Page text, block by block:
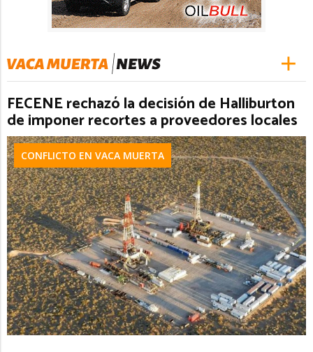
FECENE rechazó la decisión de Halliburton
de imponer recortes a proveedores locales
CONFLICTO EN VACA MUERTA